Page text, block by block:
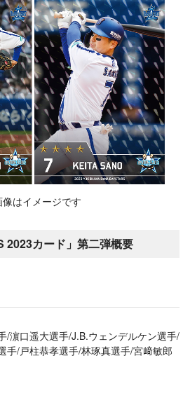
像はイメージです
2023カード」第二弾概要
/濵口遥大選手/J.B.ウェンデルケン選手/
手/戸柱恭孝選手/林琢真選手/宮﨑敏郎